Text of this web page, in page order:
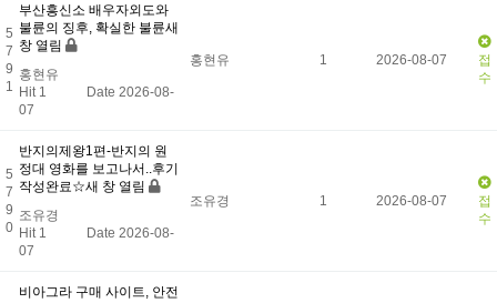
5
7
9
1
부산흥신소 배우자외도와
불륜의 징후, 확실한 불륜새
창 열림
홍현유
Hit 1
Date 2026-08-
07
홍현유 1 2026-08-07
접
수
5
7
9
0
반지의제왕1편-반지의 원
정대 영화를 보고나서..후기
작성완료☆새 창 열림
조유경
Hit 1
Date 2026-08-
07
조유경 1 2026-08-07
접
수
비아그라 구매 사이트, 안전